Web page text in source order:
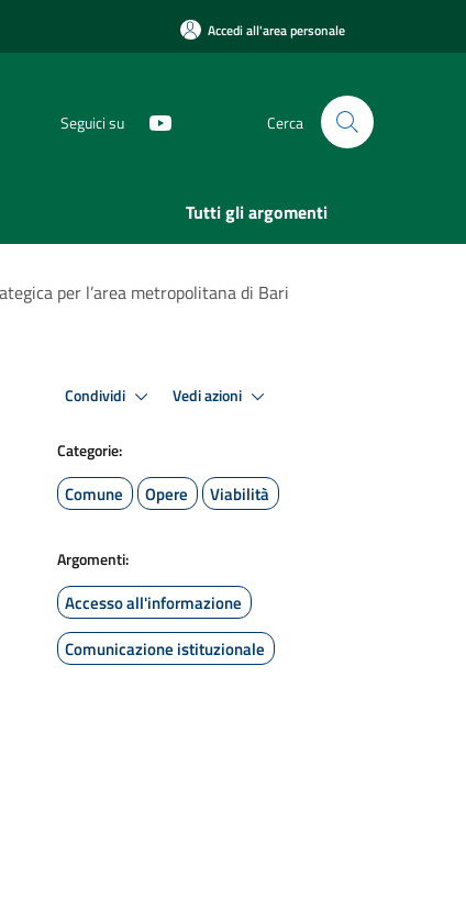
Accedi all'area personale
Seguici su Cerca
Tutti gli argomenti
per l’area metropolitana di Bari
Condividi Vedi azioni
Categorie:
Comune Opere Viabilità
Argomenti:
Accesso all'informazione
Comunicazione istituzionale